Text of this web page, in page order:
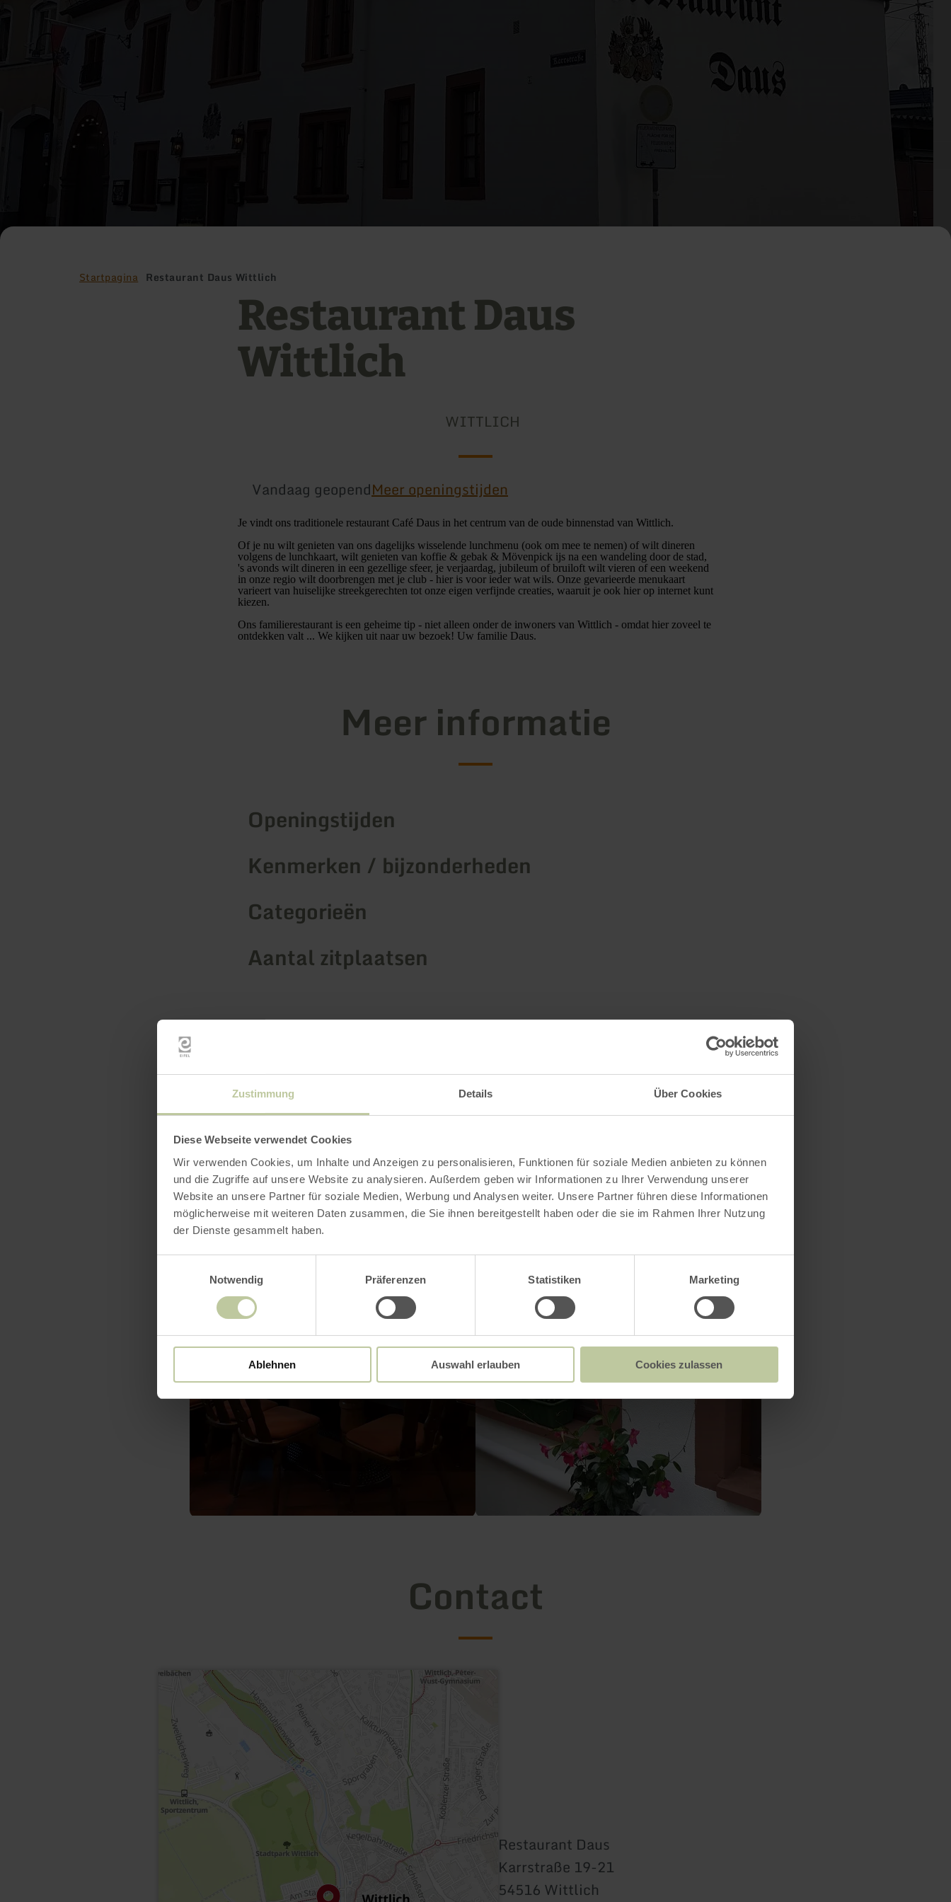
Zustimmung Details Über Cookies
Diese Webseite verwendet Cookies
Wir verwenden Cookies, um Inhalte und Anzeigen zu personalisieren, Funktionen für soziale Medien anbieten zu können
und die Zugriffe auf unsere Website zu analysieren. Außerdem geben wir Informationen zu Ihrer Verwendung unserer
Website an unsere Partner für soziale Medien, Werbung und Analysen weiter. Unsere Partner führen diese Informationen
möglicherweise mit weiteren Daten zusammen, die Sie ihnen bereitgestellt haben oder die sie im Rahmen Ihrer Nutzung
der Dienste gesammelt haben.
Notwendig
Präferenzen Statistiken Marketing
Ablehnen Auswahl erlauben Cookies zulassen
Startpagina Restaurant Daus Wittlich
Restaurant Daus
Wittlich
WITTLICH
Vandaag geopendMeer openingstijden
Je vindt ons traditionele restaurant Café Daus in het centrum van de oude binnenstad van Wittlich.
Of je nu wilt genieten van ons dagelijks wisselende lunchmenu (ook om mee te nemen) of wilt dineren
volgens de lunchkaart, wilt genieten van koffie & gebak & Mövenpick ijs na een wandeling door de stad,
's avonds wilt dineren in een gezellige sfeer, je verjaardag, jubileum of bruiloft wilt vieren of een weekend
in onze regio wilt doorbrengen met je club - hier is voor ieder wat wils. Onze gevarieerde menukaart
varieert van huiselijke streekgerechten tot onze eigen verfijnde creaties, waaruit je ook hier op internet kunt
kiezen.
Ons familierestaurant is een geheime tip - niet alleen onder de inwoners van Wittlich - omdat hier zoveel te
ontdekken valt ... We kijken uit naar uw bezoek! Uw familie Daus.
Meer informatie
Openingstijden
Kenmerken / bijzonderheden
Categorieën
Aantal zitplaatsen
Impressies
Contact
Restaurant Daus
Karrstraße 19-21
54516 Wittlich